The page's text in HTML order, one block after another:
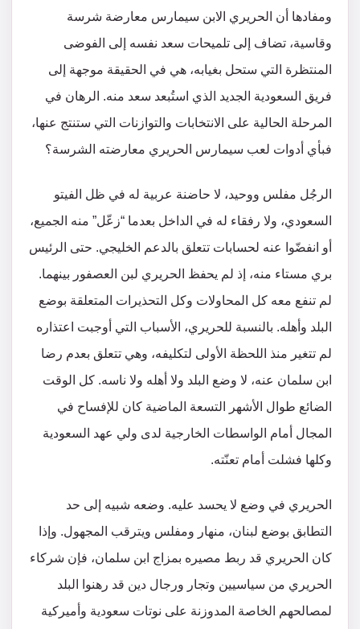
ومفادها أن الحريري الابن سيمارس معارضة شرسة
وقاسية، تضاف إلى تلميحات سعد نفسه إلى الفوضى
المنتظرة التي ستحل بغيابه، هي في الحقيقة موجهة إلى
فريق السعودية الجديد الذي استُبعد سعد منه. الرهان في
المرحلة الحالية على الانتخابات والتوازنات التي ستنتج عنها،
فبأي أدوات لعب سيمارس الحريري معارضته الشرسة؟
‌الرجُل مفلس ووحيد، لا حاضنة عربية له في ظل الفيتو
السعودي، ولا رفقاء له في الداخل بعدما “زعّل” منه الجميع،
أو انفضّوا عنه لحسابات تتعلق بالدعم الخليجي. حتى الرئيس
بري مستاء منه، إذ لم يحفظ الحريري لبن العصفور بينهما.
لم تنفع معه كل المحاولات وكل التحذيرات المتعلقة بوضع
البلد وأهله. بالنسبة للحريري، الأسباب التي أوجبت اعتذاره
لم تتغير منذ اللحظة الأولى لتكليفه، وهي تتعلق بعدم رضا
ابن سلمان عنه، لا وضع البلد ولا أهله ولا ناسه. كل الوقت
الضائع طوال الأشهر التسعة الماضية كان للإفساح في
المجال أمام الواسطات الخارجية لدى ولي عهد السعودية
وكلها فشلت أمام تعنّته.
‌الحريري في وضع لا يحسد عليه. وضعه شبيه إلى حد
التطابق بوضع لبنان، منهار ومفلس ويترقب المجهول. وإذا
كان الحريري قد ربط مصيره بمزاج ابن سلمان، فإن شركاء
الحريري من سياسيين وتجار ورجال دين قد رهنوا البلد
لمصالحهم الخاصة المدوزنة على نوتات سعودية وأميركية